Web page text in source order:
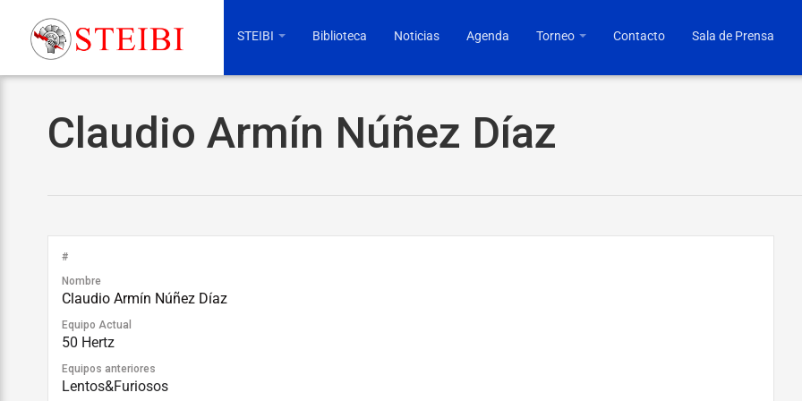
STEIBI Biblioteca Noticias Agenda Torneo Contacto Sala de Prensa
Claudio Armín Núñez Díaz
#
Nombre
Claudio Armín Núñez Díaz
Equipo Actual
50 Hertz
Equipos anteriores
Lentos&Furiosos